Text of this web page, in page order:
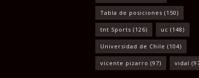
Tabla de posiciones (150)
tnt Sports (126) uc (148)
Universidad de Chile (104)
vicente pizarro (97) vidal